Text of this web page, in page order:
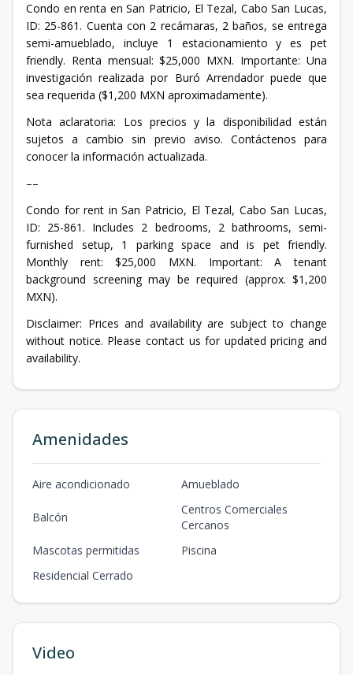
Condo en renta en San Patricio, El Tezal, Cabo San Lucas,
ID: 25-861. Cuenta con 2 recámaras, 2 baños, se entrega
semi-amueblado, incluye 1 estacionamiento y es pet
friendly. Renta mensual: $25,000 MXN. Importante: Una
investigación realizada por Buró Arrendador puede que
sea requerida ($1,200 MXN aproximadamente).
Nota aclaratoria: Los precios y la disponibilidad están
sujetos a cambio sin previo aviso. Contáctenos para
conocer la información actualizada.
––
Condo for rent in San Patricio, El Tezal, Cabo San Lucas,
ID: 25-861. Includes 2 bedrooms, 2 bathrooms, semi-
furnished setup, 1 parking space and is pet friendly.
Monthly rent: $25,000 MXN. Important: A tenant
background screening may be required (approx. $1,200
MXN).
Disclaimer: Prices and availability are subject to change
without notice. Please contact us for updated pricing and
availability.
Amenidades
Aire acondicionado Amueblado
Balcón
Centros Comerciales
Cercanos
Mascotas permitidas
Piscina
Residencial Cerrado
Video